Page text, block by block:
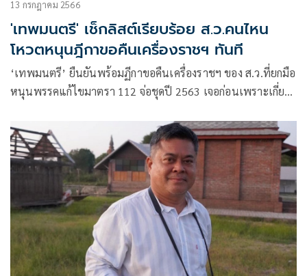
13 กรกฎาคม 2566
'เทพมนตรี' เช็กลิสต์เรียบร้อย ส.ว.คนไหน
โหวตหนุนฎีกาขอคืนเครื่องราชฯ ทันที
‘เทพมนตรี’ ยืนยันพร้อมฏีกาขอคืนเครื่องราชฯ ของ ส.ว.ที่ยกมือ
หนุนพรรคแก้ไขมาตรา 112 จ่อชุดปี 2563 เจอก่อนเพราะเกี่ยว